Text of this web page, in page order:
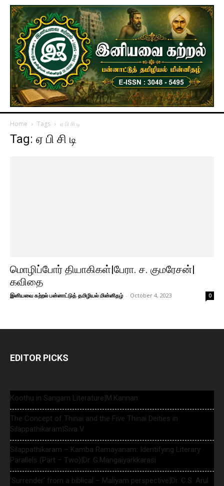
Home Tags ஏ பி சி டி
Tag: ஏ பி சி டி
மொழிப்போர் தியாகிகள்|பேரா. ச. குமரேசன்|
கவிதை
இனியவை கற்றல் பன்னாட்டுத் தமிழியல் மின்னிதழ் - October 4, 2023 0
EDITOR PICKS
Koothu in Sangam Literature|M.Kannan
The Concept of Thinai and the Five Thinai Deities in
Silappathikaram|Siva V
Silappathikaram – Kamba Ramayanam: Identifying Literary
Parallels (Part – Two)|Dr. G.Mangaiyarkkarasi
‘Surrender’ from a biblical – Maliyam perspective|Dr. C.S. Arul